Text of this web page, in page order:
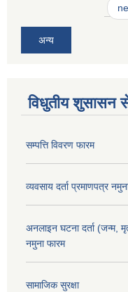
अन्य
विधुतीय शुसासन
सम्पत्ति विवरण फारम
व्यवसाय दर्ता प्रमाणपत्र
अनलाइन घटना दर्ता (जन्म,
नमुना फारम
सामाजिक सुरक्षा